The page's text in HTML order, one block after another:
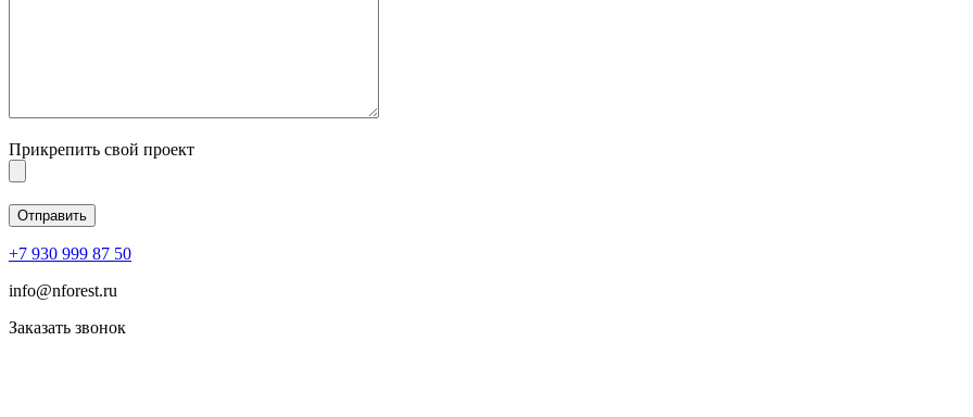
Прикрепить свой проект
+7 930 999 87 50
info@nforest.ru
Заказать звонок